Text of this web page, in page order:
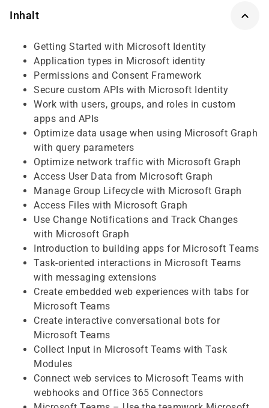
Inhalt
Getting Started with Microsoft Identity
Application types in Microsoft identity
Permissions and Consent Framework
Secure custom APIs with Microsoft Identity
Work with users, groups, and roles in custom
apps and APIs
Optimize data usage when using Microsoft Graph
with query parameters
Optimize network traffic with Microsoft Graph
Access User Data from Microsoft Graph
Manage Group Lifecycle with Microsoft Graph
Access Files with Microsoft Graph
Use Change Notifications and Track Changes
with Microsoft Graph
Introduction to building apps for Microsoft Teams
Task-oriented interactions in Microsoft Teams
with messaging extensions
Create embedded web experiences with tabs for
Microsoft Teams
Create interactive conversational bots for
Microsoft Teams
Collect Input in Microsoft Teams with Task
Modules
Connect web services to Microsoft Teams with
webhooks and Office 365 Connectors